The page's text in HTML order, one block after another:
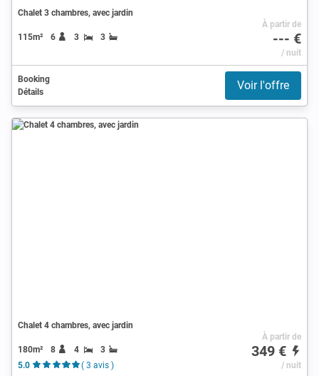
Chalet 3 chambres, avec jardin
115m² 6 3 3
À partir de
--- €
/ nuit
Booking
Détails
Voir l'offre
Chalet 4 chambres, avec jardin
180m² 8 4
3
5.0
( 3 avis )
À partir de
349 €
/ nuit